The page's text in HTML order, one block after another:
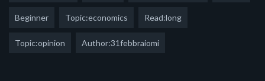
Beginner Topic:economics Read:long
Topic:opinion Author:31febbraiomi